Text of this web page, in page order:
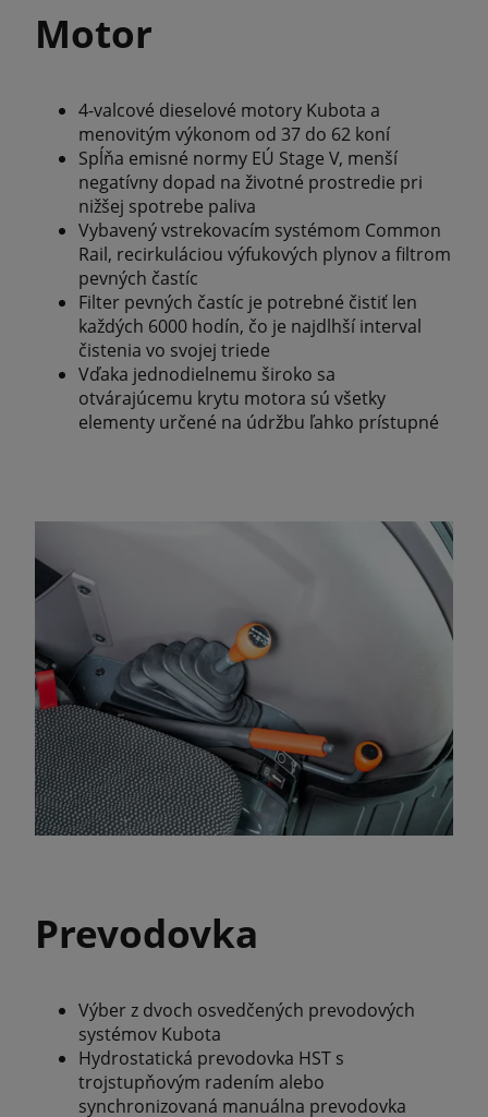
Motor
4-valcové dieselové motory Kubota a
menovitým výkonom od 37 do 62 koní
Spĺňa emisné normy EÚ Stage V, menší
negatívny dopad na životné prostredie pri
nižšej spotrebe paliva
Vybavený vstrekovacím systémom Common
Rail, recirkuláciou výfukových plynov a filtrom
pevných častíc
Filter pevných častíc je potrebné čistiť len
každých 6000 hodín, čo je najdlhší interval
čistenia vo svojej triede
Vďaka jednodielnemu široko sa
otvárajúcemu krytu motora sú všetky
elementy určené na údržbu ľahko prístupné
Prevodovka
Výber z dvoch osvedčených prevodových
systémov Kubota
Hydrostatická prevodovka HST s
trojstupňovým radením alebo
synchronizovaná manuálna prevodovka